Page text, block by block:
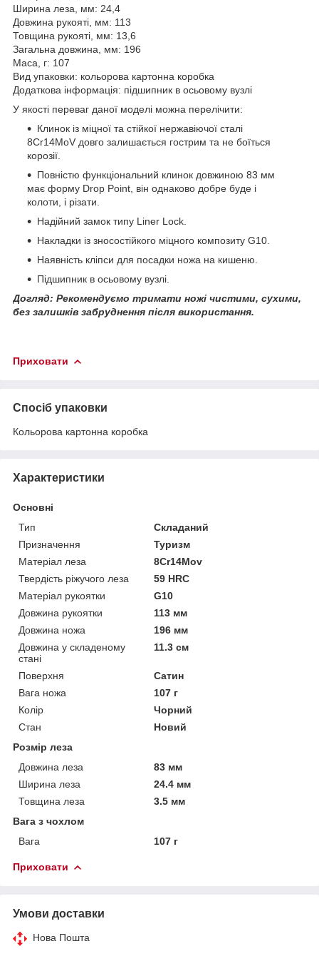
Ширина леза, мм: 24,4
Довжина рукояті, мм: 113
Товщина рукояті, мм: 13,6
Загальна довжина, мм: 196
Маса, г: 107
Вид упаковки: кольорова картонна коробка
Додаткова інформація: підшипник в осьовому вузлі
У якості переваг даної моделі можна перелічити:
Клинок із міцної та стійкої нержавіючої сталі
8Cr14MoV довго залишається гострим та не боїться
корозії.
Повністю функціональний клинок довжиною 83 мм
має форму Drop Point, він однаково добре буде і
колоти, і різати.
Надійний замок типу Liner Lock.
Накладки із зносостійкого міцного композиту G10.
Наявність кліпси для посадки ножа на кишеню.
Підшипник в осьовому вузлі.
Догляд: Рекомендуємо тримати ножі чистими, сухими,
без залишків забруднення після використання.
Приховати
Спосіб упаковки
Кольорова картонна коробка
Характеристики
Основні
Тип
Складаний
Призначення
Туризм
Матеріал леза
8Cr14Mov
Твердість ріжучого леза
59 HRC
Матеріал рукоятки
G10
Довжина рукоятки
113 мм
Довжина ножа
196 мм
Довжина у складеному
стані
11.3 см
Поверхня
Сатин
Вага ножа
107 г
Колір
Чорний
Стан
Новий
Розмір леза
Довжина леза
83 мм
Ширина леза
24.4 мм
Товщина леза
3.5 мм
Вага з чохлом
Вага
107 г
Приховати
Умови доставки
Нова Пошта